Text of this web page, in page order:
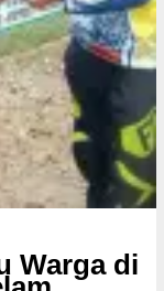
Warga di